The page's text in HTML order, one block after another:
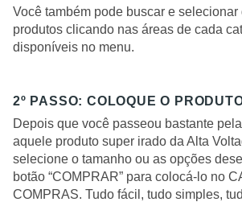
Você também pode buscar e selecionar
produtos clicando nas áreas de cada
disponíveis no menu.
2º PASSO: COLOQUE O
Depois que você passeou bastante
aquele produto super irado da Alta
selecione o tamanho ou as opções
botão “COMPRAR” para colocá-lo no
COMPRAS. Tudo fácil, tudo simples,